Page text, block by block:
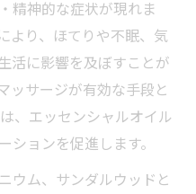
精神的な症状が現れま
より、ほてりや不眠、気
活に影響を及ぼすことが
ッサージが有効な手段と
、エッセンシャルオイル
ションを促進します。
ウム、サンダルウッドと